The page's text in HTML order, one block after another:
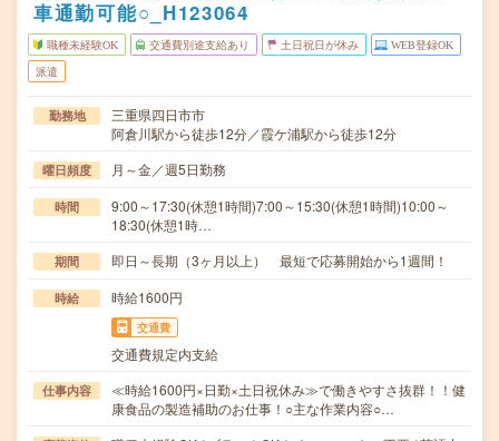
車通勤可能○_H123064
職種未経験OK 交通費別途支給あり 土日祝日が休み WEB登録OK
派遣
勤務地
三重県四日市市
阿倉川駅から徒歩12分／霞ケ浦駅から徒歩12分
曜日頻度 月～金／週5日勤務
時間
9:00～17:30(休憩1時間)7:00～15:30(休憩1時間)10:00～
18:30(休憩1時…
期間 即日～長期（3ヶ月以上） 最短で応募開始から1週間！
時給 時給1600円
交通費
交通費規定内支給
仕事内容
≪時給1600円×日勤×土日祝休み≫で働きやすさ抜群！！健
康食品の製造補助のお仕事！○主な作業内容○…